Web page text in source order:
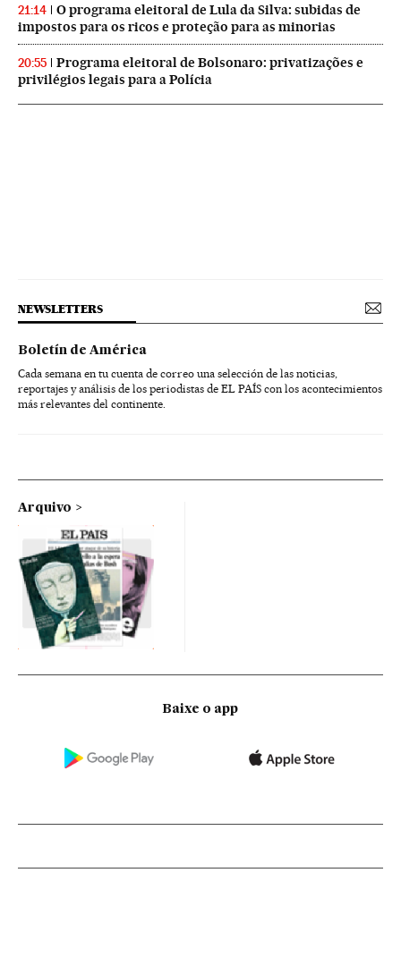
21:14
O programa eleitoral de Lula da Silva: subidas de
impostos para os ricos e proteção para as minorias
20:55
Programa eleitoral de Bolsonaro: privatizações e
privilégios legais para a Polícia
NEWSLETTERS
Boletín de América
Cada semana en tu cuenta de correo una selección de las noticias,
reportajes y análisis de los periodistas de EL PAÍS con los acontecimientos
más relevantes del continente.
Arquivo
Baixe o app